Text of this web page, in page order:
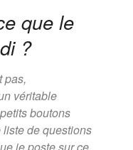
que le
?
pas,
véritable
boutons
liste de questions